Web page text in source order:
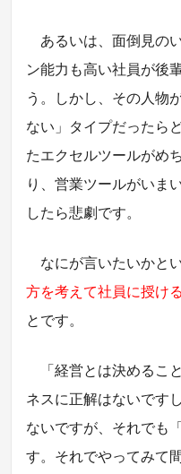
あるいは、面倒見の
ン能力も高い社員が後
う。しかし、その人物
ない」タイプだったら
たエクセルツールがめ
り、営業ツールがいま
したら悲劇です。
なにが言いたいかと
方を考えて社員に授け
とです。
「経営とは決めるこ
ネスに正解はないです
ないですが、それでも
す。それでやってみて